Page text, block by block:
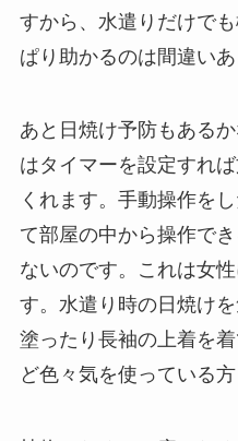
すから、水遣りだけで
ぱり助かるのは間違いあ
あと日焼け予防もある
はタイマーを設定すれ
くれます。手動操作を
て部屋の中から操作で
ないのです。これは女
す。水遣り時の日焼け
塗ったり長袖の上着を
ど色々気を使っている